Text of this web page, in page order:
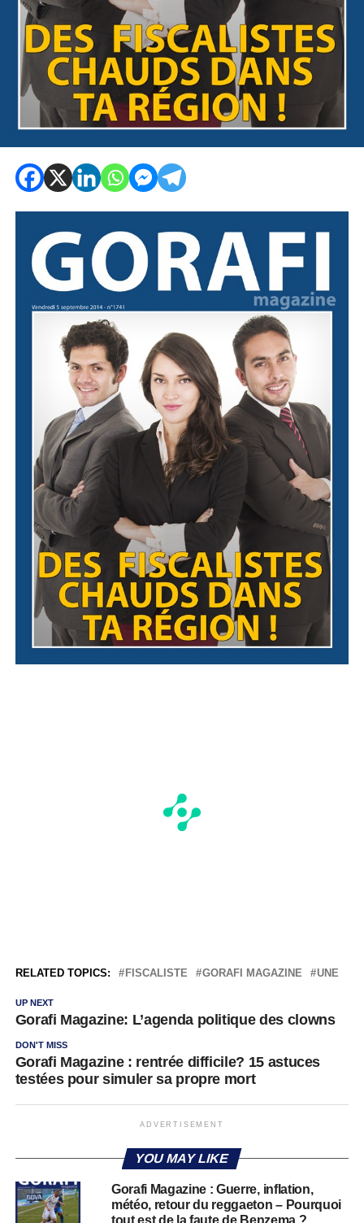
RELATED TOPICS: FISCALISTE GORAFI MAGAZINE UNE
UP NEXT
Gorafi Magazine: L’agenda politique des clowns
DON'T MISS
Gorafi Magazine : rentrée difficile? 15 astuces
testées pour simuler sa propre mort
ADVERTISEMENT
YOU MAY LIKE
Gorafi Magazine : Guerre, inflation,
météo, retour du reggaeton – Pourquoi
tout est de la faute de Benzema ?